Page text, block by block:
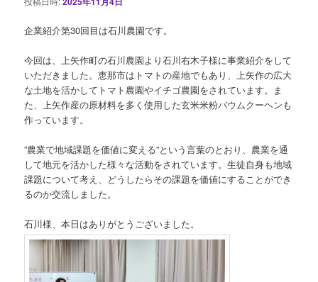
へ
移
動
企業紹介第30回目は石川農園です。
今回は、上矢作町の石川農園より石川右木子様に事業紹介をして
いただきました。恵那市はトマトの産地でもあり、上矢作の広大
な土地を活かしてトマト農園やイチゴ農園をされています。ま
た、上矢作産の原材料を多く使用した玄米米粉バウムクーヘンも
作っています。
”農業で地域課題を価値に変える”という言葉のとおり、農業を通
して地元を活かした様々な活動をされています。生徒自身も地域
課題について考え、どうしたらその課題を価値にすることができ
るのか交流しました。
石川様、本日はありがとうございました。